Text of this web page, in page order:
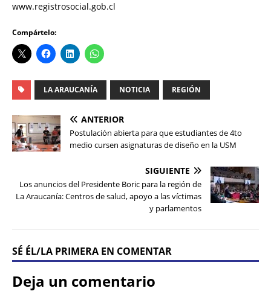
www.registrosocial.gob.cl
Compártelo:
LA ARAUCANÍA NOTICIA REGIÓN
ANTERIOR
Postulación abierta para que estudiantes de 4to
medio cursen asignaturas de diseño en la USM
SIGUIENTE
Los anuncios del Presidente Boric para la región de
La Araucanía: Centros de salud, apoyo a las víctimas
y parlamentos
SÉ ÉL/LA PRIMERA EN COMENTAR
Deja un comentario